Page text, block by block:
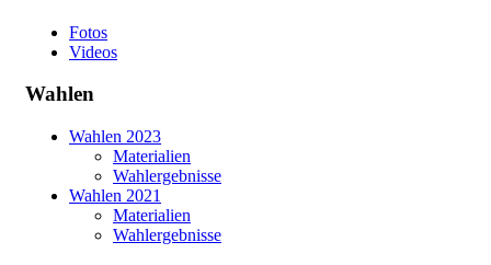
Fotos
Videos
Wahlen
Wahlen 2023
Materialien
Wahlergebnisse
Wahlen 2021
Materialien
Wahlergebnisse